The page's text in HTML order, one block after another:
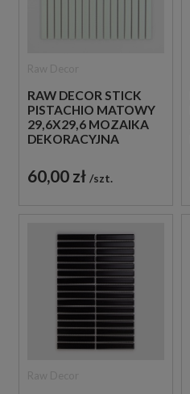
RAW DECOR STICK
PISTACHIO MATOWY
29,6X29,6 MOZAIKA
DEKORACYJNA
60,00 zł szt.